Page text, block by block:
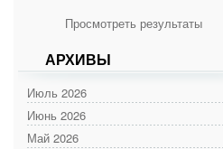
Просмотреть результаты
АРХИВЫ
Июль 2026
Июнь 2026
Май 2026